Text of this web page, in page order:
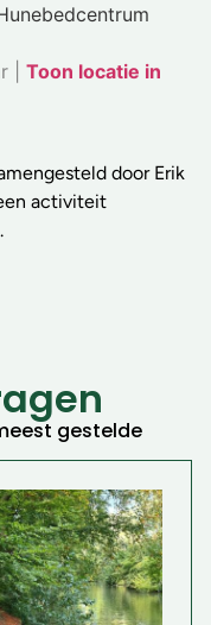
| Toon locatie in
door Erik
activiteit
gestelde